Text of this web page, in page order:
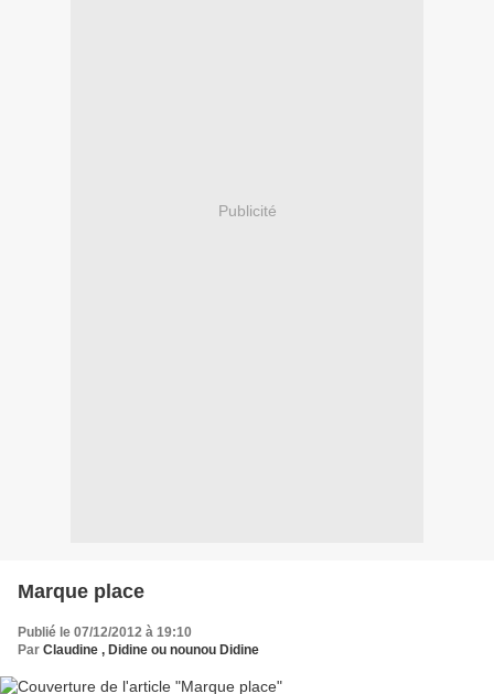
Publicité
Marque place
Publié le 07/12/2012 à 19:10
Par Claudine , Didine ou nounou Didine